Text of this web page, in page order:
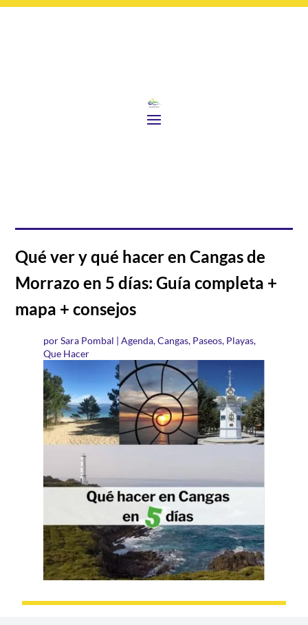
Qué ver y qué hacer en Cangas de
Morrazo en 5 días: Guía completa +
mapa + consejos
porSara Pombal | Agenda,Cangas, Paseos, Playas,
Que Hacer